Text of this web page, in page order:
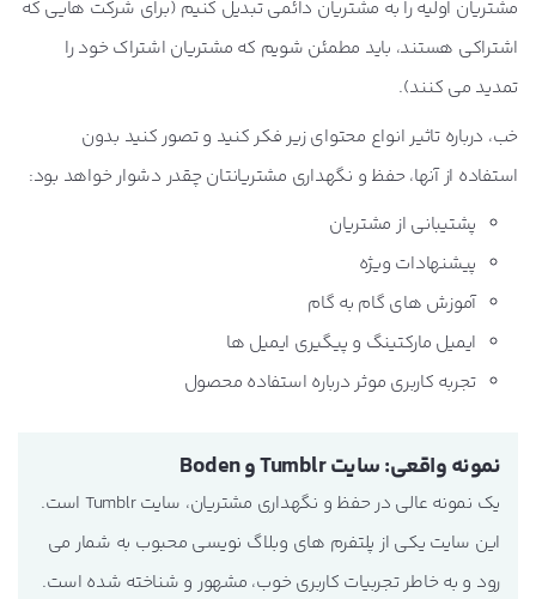
مشتریان اولیه را به مشتریان دائمی تبدیل کنیم (برای شرکت هایی که
اشتراکی هستند، باید مطمئن شویم که مشتریان اشتراک خود را
تمدید می کنند).
خب، درباره تاثیر انواع محتوای زیر فکر کنید و تصور کنید بدون
استفاده از آنها، حفظ و نگهداری مشتریانتان چقدر دشوار خواهد بود:
پشتیبانی از مشتریان
پیشنهادات ویژه
آموزش های گام به گام
ایمیل مارکتینگ و پیگیری ایمیل ها
تجربه کاربری موثر درباره استفاده محصول
نمونه واقعی: سایت Tumblr و Boden
یک نمونه عالی در حفظ و نگهداری مشتریان، سایت Tumblr است.
این سایت یکی از پلتفرم های وبلاگ نویسی محبوب به شمار می
رود و به خاطر تجربیات کاربری خوب، مشهور و شناخته شده است.